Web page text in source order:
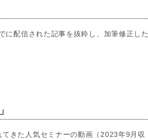
配信された記事を抜粋し、加筆修正した
きた人気セミナーの動画（2023年9月収